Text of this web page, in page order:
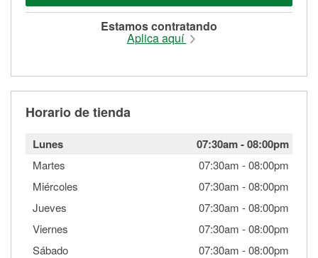
Estamos contratando
Aplica aquí
Horario de tienda
Lunes 07:30am-08:00pm
Martes 07:30am -08:00pm
Miércoles
07:30am -08:00pm
Jueves
07:30am -08:00pm
Viernes
07:30am -08:00pm
Sábado
07:30am -08:00pm